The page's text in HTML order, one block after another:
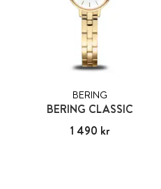
BERING
BERING CLASSIC
Pris :1 490 kr
1 490 kr